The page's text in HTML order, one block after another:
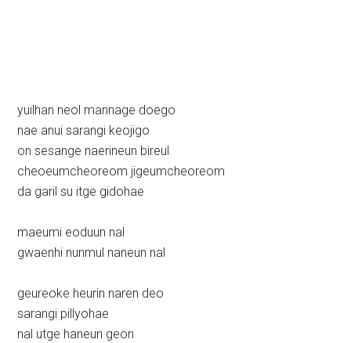
yuilhan neol mannage doego
nae anui sarangi keojigo
on sesange naerineun bireul
cheoeumcheoreom jigeumcheoreom
da garil su itge gidohae
maeumi eoduun nal
gwaenhi nunmul naneun nal
geureoke heurin naren deo
sarangi pillyohae
nal utge haneun geon